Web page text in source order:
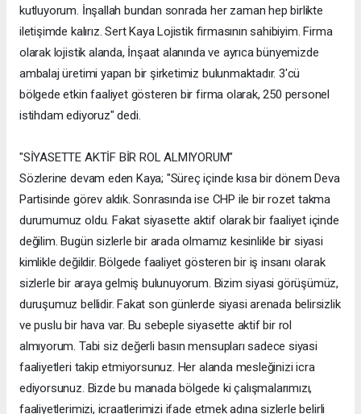
kutluyorum. İnşallah bundan sonrada her zaman hep birlikte
iletişimde kalırız. Sert Kaya Lojistik firmasının sahibiyim. Firma
olarak lojistik alanda, İnşaat alanında ve ayrıca bünyemizde
ambalaj üretimi yapan bir şirketimiz bulunmaktadır. 3'cü
bölgede etkin faaliyet gösteren bir firma olarak, 250 personel
istihdam ediyoruz" dedi.
"SİYASETTE AKTİF BİR ROL ALMIYORUM"
Sözlerine devam eden Kaya; "Süreç içinde kısa bir dönem Deva
Partisinde görev aldık. Sonrasında ise CHP ile bir rozet takma
durumumuz oldu. Fakat siyasette aktif olarak bir faaliyet içinde
değilim. Bugün sizlerle bir arada olmamız kesinlikle bir siyasi
kimlikle değildir. Bölgede faaliyet gösteren bir iş insanı olarak
sizlerle bir araya gelmiş bulunuyorum. Bizim siyasi görüşümüz,
duruşumuz bellidir. Fakat son günlerde siyasi arenada belirsizlik
ve puslu bir hava var. Bu sebeple siyasette aktif bir rol
almıyorum. Tabi siz değerli basın mensupları sadece siyasi
faaliyetleri takip etmiyorsunuz. Her alanda mesleğinizi icra
ediyorsunuz. Bizde bu manada bölgede ki çalışmalarımızı,
faaliyetlerimizi, icraatlerimizi ifade etmek adına sizlerle belirli